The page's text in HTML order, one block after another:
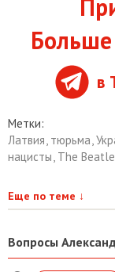
Больше
в
Метки:
Латвия, тюрьма,
нацисты, The
Еще по теме ↓
Вопросы